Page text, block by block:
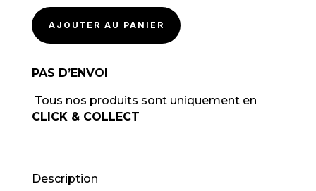
AJOUTER AU PANIER
PAS D’ENVOI
Tous nos produits sont uniquement en
CLICK & COLLECT
Description